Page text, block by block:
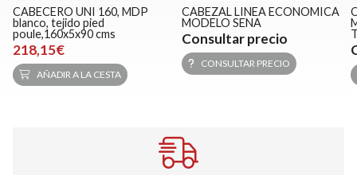
CABECERO UNI 160, MDP
blanco, tejido pied
poule,160x5x90 cms
218,15€
AÑADIR A LA CESTA
CABEZAL LINEA ECONOMICA
MODELO SENA
Consultar precio
CONSULTAR PRECIO